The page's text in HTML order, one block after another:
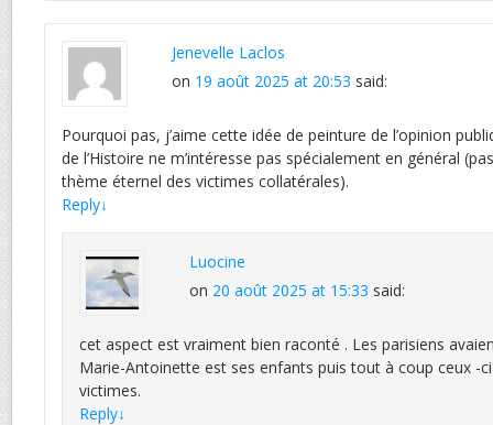
Jenevelle Laclos
on 19 août 2025 at 20:53 said:
Pourquoi pas, j’aime cette idée de peinture de l’opinion
de l’Histoire ne m’intéresse pas spécialement en général
thème éternel des victimes collatérales).
Reply↓
Luocine
on 20 août 2025 at 15:33 said:
cet aspect est vraiment bien raconté . Les parisiens
Marie-Antoinette est ses enfants puis tout à coup ceux -
victimes.
Reply↓